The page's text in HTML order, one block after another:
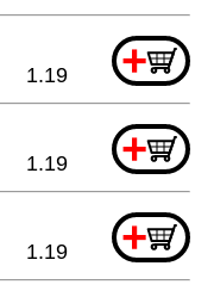
+
1.19
+
1.19
+
1.19